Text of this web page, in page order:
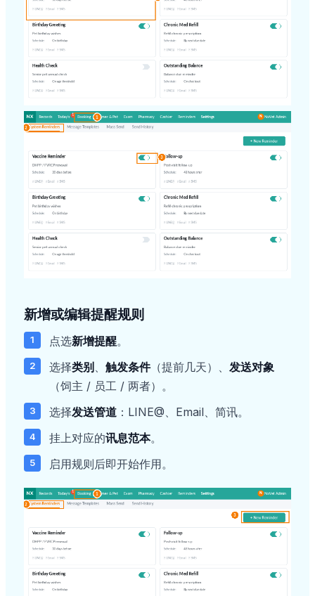
新增或编辑提醒规则
点选新增提醒。
选择类别 触发条件（提前几天）、 发送对象
（饲主 / 员工 / 两者）。
选择发送管道 ：LINE@、Email、简讯。
挂上对应的讯息范本。
启用规则后即开始作用。